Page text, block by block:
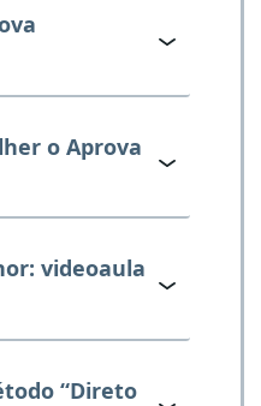
o Aprova
videoaula
“Direto